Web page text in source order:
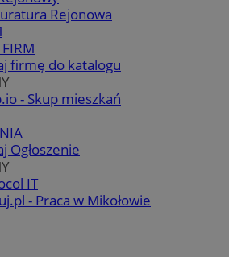
Rejonowa
firmę do katalogu
- Skup mieszkań
Ogłoszenie
IT
- Praca w Mikołowie